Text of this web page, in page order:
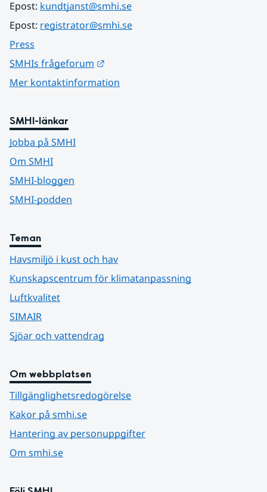
Epost: kundtjanst@smhi.se
Epost: registrator@smhi.se
Press
SMHIs frågeforum
Mer kontaktinformation
SMHI-länkar
Jobba på SMHI
Om SMHI
SMHI-bloggen
SMHI-podden
Teman
Havsmiljö i kust och hav
Kunskapscentrum för klimatanpassning
Luftkvalitet
SIMAIR
Sjöar och vattendrag
Om webbplatsen
Tillgänglighetsredogörelse
Kakor på smhi.se
Hantering av personuppgifter
Om smhi.se